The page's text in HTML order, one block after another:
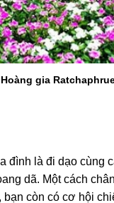
gia
đình là đi dạo cùng
dã. Một cách
còn có cơ hội